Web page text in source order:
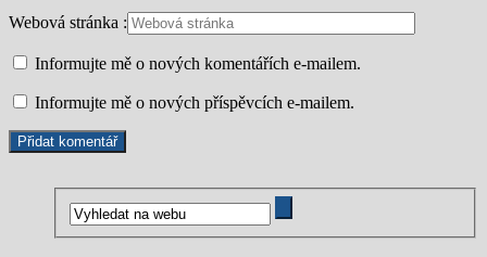
Webová stránka :
Informujte mě o nových komentářích e-mailem.
Informujte mě o nových příspěvcích e-mailem.